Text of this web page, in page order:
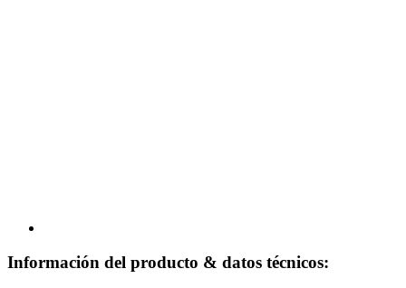
Información del producto & datos técnicos: